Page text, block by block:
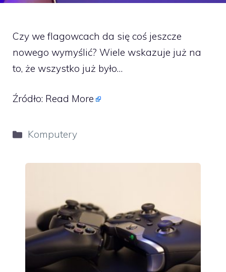
Czy we flagowcach da się coś jeszcze
nowego wymyślić? Wiele wskazuje już na
to, że wszystko już było…
Źródło: Read More
Kategorie
Komputery